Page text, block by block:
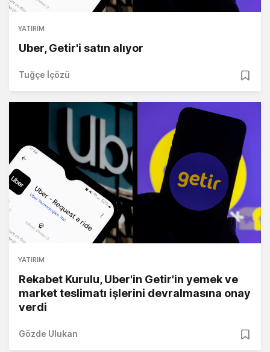
YATIRIM
Uber, Getir'i satın alıyor
Tuğçe İçözü
YATIRIM
Rekabet Kurulu, Uber'in Getir'in yemek ve
market teslimatı işlerini devralmasına onay
verdi
Gözde Ulukan